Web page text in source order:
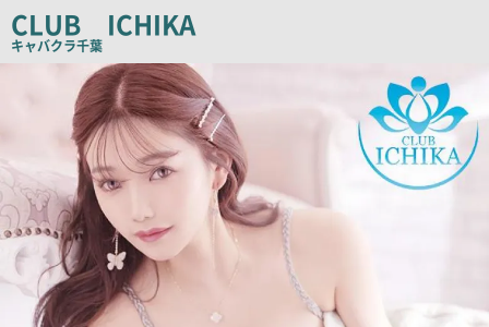
ピ
ー
CLUB ICHIKA
キャバクラ千葉
店